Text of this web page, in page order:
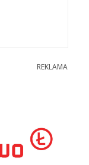
REKLAMA